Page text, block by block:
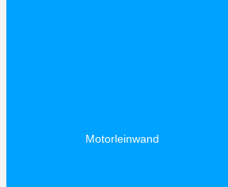
Motorleinwand